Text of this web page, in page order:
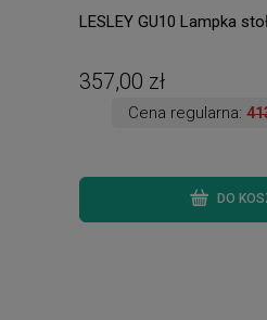
LESLEY GU10 Lampka
357,00 zł
Cena regularna:
DO